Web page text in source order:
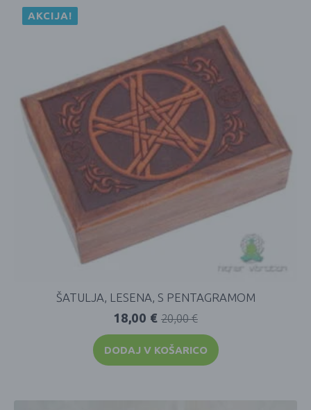
AKCIJA!
ŠATULJA, LESENA, S PENTAGRAMOM
20,00€
18,00 €
DODAJ V KOŠARICO